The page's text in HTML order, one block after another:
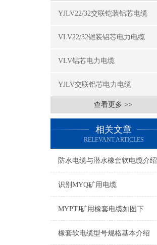
YJLV22/32交联铠装铝芯电缆
VLV22/32铠装铝芯电力电缆
VLV铝芯电力电缆
YJLV交联铝芯电力电缆
查看更多 >>
相关文章
RELEVANT ARTICLES
防水电缆与潜水橡套软电缆介绍
识别MYQ矿用电缆
MYPTJ矿用橡套电缆如图下
橡套软电缆型号规格基本介绍